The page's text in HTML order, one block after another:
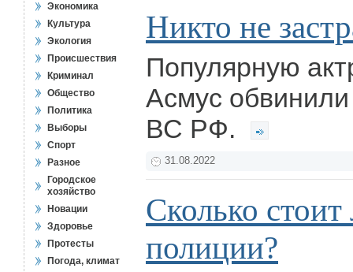
Экономика
Культура
Экология
Происшествия
Криминал
Общество
Политика
Выборы
Спорт
Разное
Городское
хозяйство
Новации
Здоровье
Протесты
Погода, климат
Никто не
Популярную
Асмус
ВС РФ.
31.08.2022
Сколько стоит
полиции?